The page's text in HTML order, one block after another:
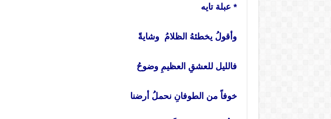
* عبلة تايه
وأقولُ يخطئهُ الظلامُ وشايةً
فالليل للعشقِ العظيمِ وضوحُ
خوفاً من الطوفانِ نحملُ أرضنا